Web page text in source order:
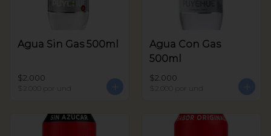
Agua Sin Gas 500ml
$2.000
$2.000 por und
Agua Con Gas
500ml
$2.000
$2.000 por und